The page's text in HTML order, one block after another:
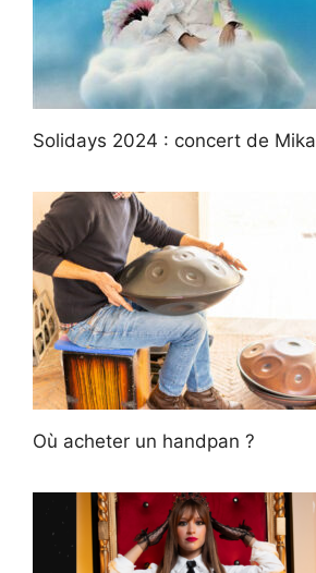
Solidays 2024 : concert de Mika
Où acheter un handpan ?